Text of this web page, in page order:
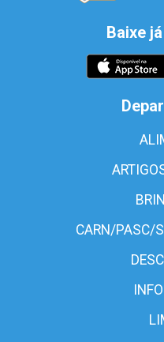
Baixe
CARN/PASC/